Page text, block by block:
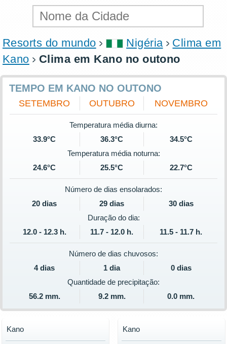
Resorts do mundo Nigéria
Clima em
Kano
Clima em Kano no outono
TEMPO EM KANO NO OUTONO
SETEMBRO OUTUBRO NOVEMBRO
Temperatura média diurna:
33.9°C
36.3°C
34.5°C
Temperatura média noturna:
24.6°C
25.5°C 22.7°C
Número de dias ensolarados:
20 dias
29 dias
30 dias
Duração do dia:
12.0 - 12.3 h.
11.7 - 12.0 h. 11.5 - 11.7 h.
Número de dias chuvosos:
4 dias
1 dia
0 dias
Quantidade de precipitação:
56.2 mm.
9.2 mm. 0.0 mm.
Kano Kano